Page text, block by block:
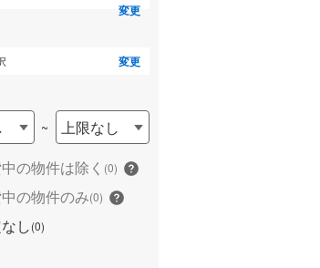
変更
変更
~
上限なし
の物件は除く (0)
の物件のみ(0)
し(0)